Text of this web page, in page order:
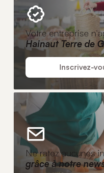
Votre entreprise
Hainaut Terre de
Inscrivez-
Ne ratez aucunes
grâce à notre